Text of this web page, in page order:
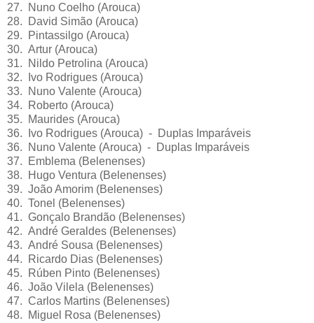
27. Nuno Coelho (Arouca)
28. David Simão (Arouca)
29. Pintassilgo (Arouca)
30. Artur (Arouca)
31. Nildo Petrolina (Arouca)
32. Ivo Rodrigues (Arouca)
33. Nuno Valente (Arouca)
34. Roberto (Arouca)
35. Maurides (Arouca)
36. Ivo Rodrigues (Arouca) - Duplas Imparáveis
36. Nuno Valente (Arouca) - Duplas Imparáveis
37. Emblema (Belenenses)
38. Hugo Ventura (Belenenses)
39. João Amorim (Belenenses)
40. Tonel (Belenenses)
41. Gonçalo Brandão (Belenenses)
42. André Geraldes (Belenenses)
43. André Sousa (Belenenses)
44. Ricardo Dias (Belenenses)
45. Rúben Pinto (Belenenses)
46. João Vilela (Belenenses)
47. Carlos Martins (Belenenses)
48. Miguel Rosa (Belenenses)